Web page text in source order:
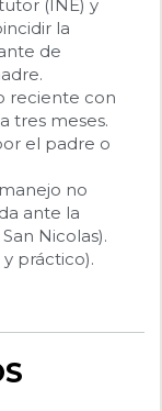
(INE) y
la
de
reciente con
tres meses.
el padre o
no
ante la
Nicolas).
práctico).